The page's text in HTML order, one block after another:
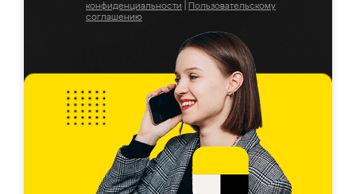
конфиденциальности
Пользовательскому
соглашению